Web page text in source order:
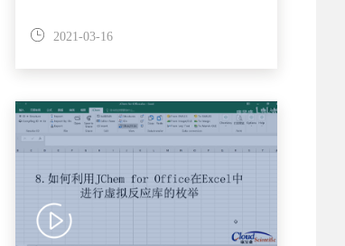
2021-03-16